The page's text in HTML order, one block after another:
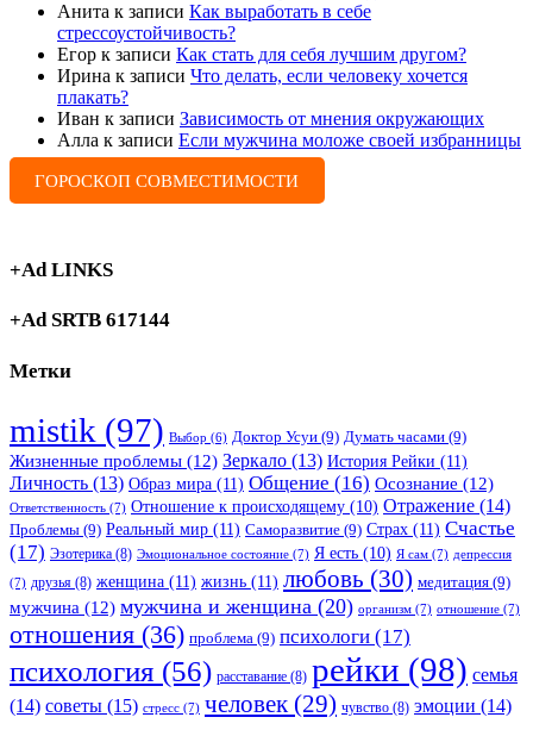
Анита к записи Как выработать в себе
стрессоустойчивость?
Егор к записи Как стать для себя лучшим другом?
Ирина к записи Что делать, если человеку хочется
плакать?
Иван к записи Зависимость от мнения окружающих
Алла к записи Если мужчина моложе своей избранницы
ГОРОСКОП СОВМЕСТИМОСТИ
+Ad LINKS
+Ad SRTB 617144
Метки
mistik (97) Выбор (6) Доктор Усуи (9) Думать часами (9)
Жизненные проблемы (12) Зеркало (13) История Рейки (11)
Личность (13) Образ мира (11) Общение (16) Осознание (12)
Ответственность (7) Отношение к происходящему (10) Отражение (14)
Проблемы (9) Реальный мир (11) Саморазвитие (9) Страх (11) Счастье
(17) Эзотерика (8) Эмоциональное состояние (7) Я есть (10) Я сам (7) депрессия
(7) друзья (8) женщина (11) жизнь (11) любовь (30) медитация (9)
мужчина (12) мужчина и женщина (20) организм (7) отношение (7)
отношения (36) проблема (9) психологи (17)
психология (56) расставание (8) рейки (98) семья
(14) советы (15) стресс (7) человек (29) чувство (8) эмоции (14)